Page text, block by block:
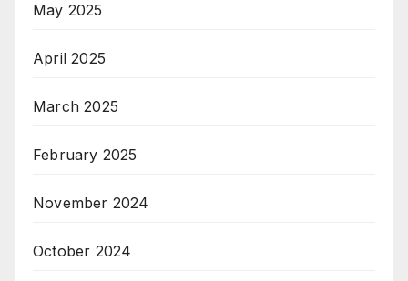
May 2025
April 2025
March 2025
February 2025
November 2024
October 2024